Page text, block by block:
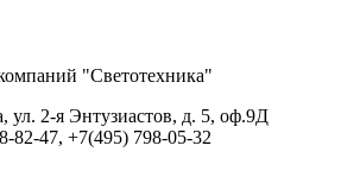
"Светотехника"
, ул. 2-я Энтузиастов, д. 5, оф.9Д
82-47, +7(495) 798-05-32